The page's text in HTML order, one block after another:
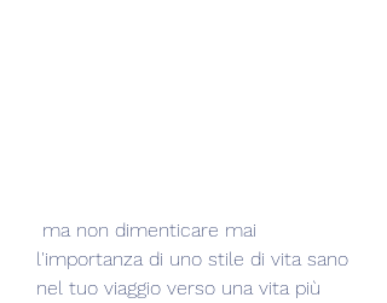
l'importanza di uno stile di vita sano
nel tuo viaggio verso una vita più